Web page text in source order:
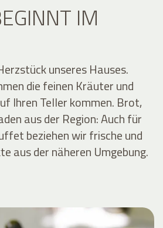
IM
unseres Hauses.
die feinen Kräuter und
Ihren Teller kommen. Brot,
aus der Region: Auch für
beziehen wir frische und
aus der näheren Umgebung.